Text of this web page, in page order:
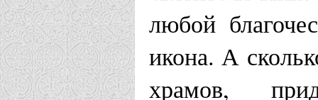
любой
икона. А
храмов,